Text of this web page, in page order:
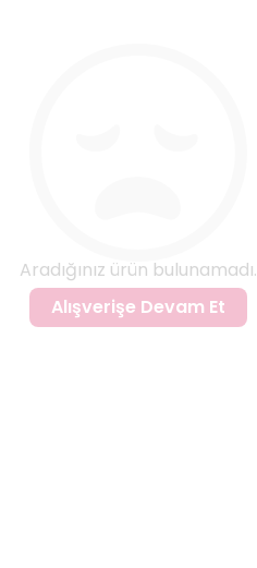
Aradığınız ürün bulunamadı.
Alışverişe Devam Et